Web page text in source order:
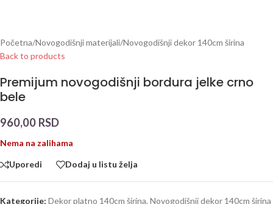
Početna/Novogodišnji materijali/Novogodišnji dekor 140cm širina
Back to products
Premijum novogodišnji bordura jelke crno
bele
960,00 RSD
Nema na zalihama
Uporedi Dodaj u listu želja
Kategorije: Dekor platno 140cm širina, Novogodišnji dekor 140cm širina